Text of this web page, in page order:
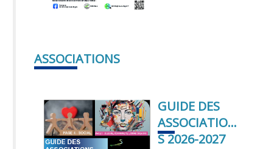
ASSOCIATIONS
GUIDE DES
ASSOCIATION
S 2026-2027